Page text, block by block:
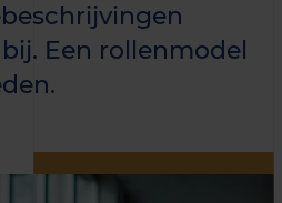
Een rollenmodel